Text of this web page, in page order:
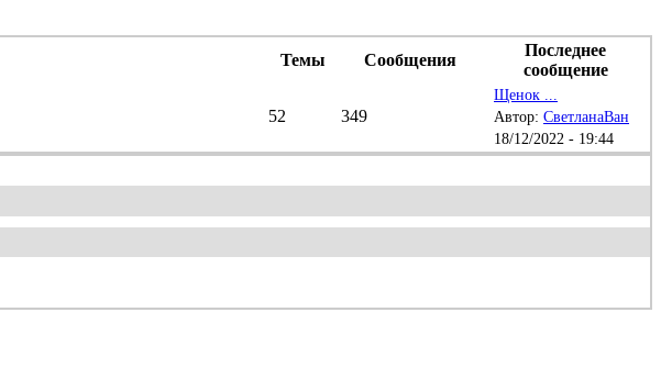
Темы Сообщения
Последнее
сообщение
52 349
Щенок ...
Автор: СветланаВан
18/12/2022 - 19:44